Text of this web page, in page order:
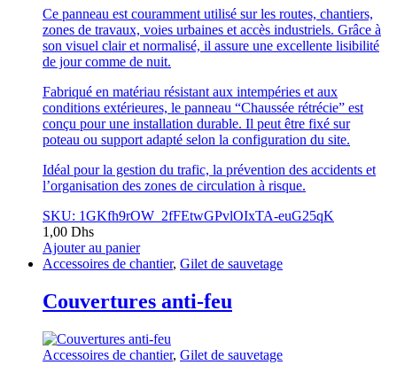
Ce panneau est couramment utilisé sur les routes, chantiers,
zones de travaux, voies urbaines et accès industriels. Grâce à
son visuel clair et normalisé, il assure une excellente lisibilité
de jour comme de nuit.
Fabriqué en matériau résistant aux intempéries et aux
conditions extérieures, le panneau “Chaussée rétrécie” est
conçu pour une installation durable. Il peut être fixé sur
poteau ou support adapté selon la configuration du site.
Idéal pour la gestion du trafic, la prévention des accidents et
l’organisation des zones de circulation à risque.
SKU: 1GKfh9rOW_2fFEtwGPvlOIxTA-euG25qK
1,00 Dhs
Ajouter au panier
Accessoires de chantier, Gilet de sauvetage
Couvertures anti-feu
Accessoires de chantier, Gilet de sauvetage